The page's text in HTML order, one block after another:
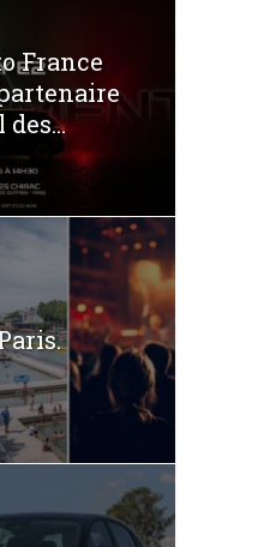
France